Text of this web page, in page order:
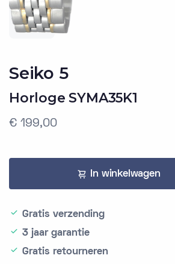
Seiko 5
Horloge SYMA35K1
€ 199,00
In winkelwagen
Gratis verzending
3 jaar garantie
Gratis retourneren